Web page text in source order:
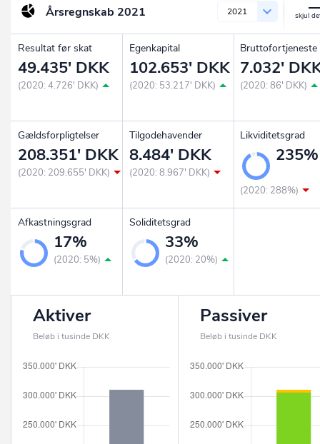
Årsregnskab 2021 2021
Resultat før skat
49.435' DKK
(2020: 4.726' DKK)
Egenkapital
102.653' DKK
(2020: 53.217' DKK)
Bruttofortjeneste
7.032'
(2020: 86' DKK)
Gældsforpligtelser
208.351' DKK
(2020: 209.655' DKK)
Tilgodehavender
8.484' DKK
(2020: 8.967' DKK)
Likviditetsgrad
235%
(2020: 288%)
Afkastningsgrad
17%
(2020: 5%)
Soliditetsgrad
33%
(2020: 20%)
Aktiver
Beløb i tusinde DKK
Passiver
Beløb i tusinde DKK